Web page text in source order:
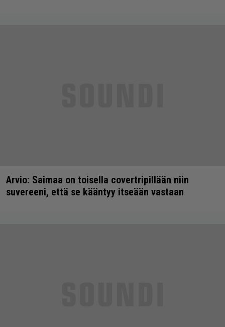
Arvio: Saimaa on toisella covertripillään niin
suvereeni, että se kääntyy itseään vastaan